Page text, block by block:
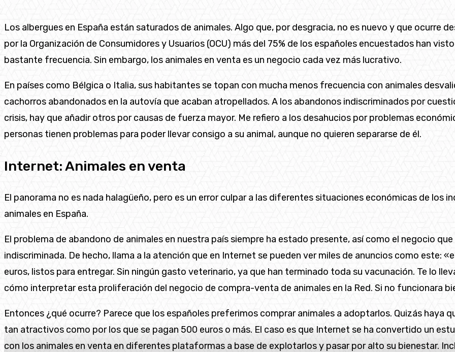
Los albergues en España están saturados de animales. Algo que, por desgracia, no es nuevo y que ocurre
por la Organización de Consumidores y Usuarios (OCU) más del 75% de los españoles encuestados han
bastante frecuencia. Sin embargo, los animales en venta es un negocio cada vez más lucrativo.
En países como Bélgica o Italia, sus habitantes se topan con mucha menos frecuencia con animales
cachorros abandonados en la autovía que acaban atropellados. A los abandonos indiscriminados por
crisis, hay que añadir otros por causas de fuerza mayor. Me refiero a los desahucios por problemas
personas tienen problemas para poder llevar consigo a su animal, aunque no quieren separarse de él.
Internet: Animales en venta
El panorama no es nada halagüeño, pero es un error culpar a las diferentes situaciones económicas de los
animales en España.
El problema de abandono de animales en nuestra país siempre ha estado presente, así como el negocio
indiscriminada. De hecho, llama a la atención que en Internet se pueden ver miles de anuncios como este:
euros, listos para entregar. Sin ningún gasto veterinario, ya que han terminado toda su vacunación. Te lo
cómo interpretar esta proliferación del negocio de compra-venta de animales en la Red. Si no funcionara
Entonces ¿qué ocurre? Parece que los españoles preferimos comprar animales a adoptarlos. Quizás haya
tan atractivos como por los que se pagan 500 euros o más. El caso es que Internet se ha convertido un
con los animales en venta en diferentes plataformas a base de explotarlos y pasar por alto su bienestar.